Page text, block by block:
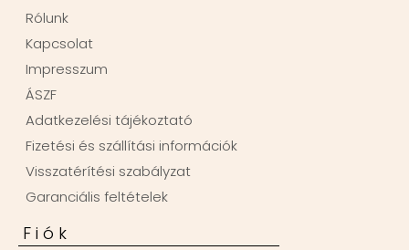
Rólunk
Kapcsolat
Impresszum
ÁSZF
Adatkezelési tájékoztató
Fizetési és szállítási információk
Visszatérítési szabályzat
Garanciális feltételek
Fiók